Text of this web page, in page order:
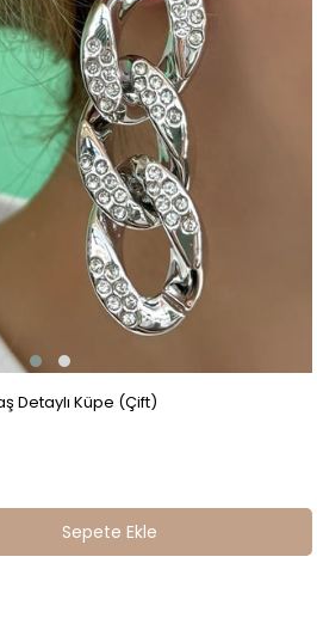
Detaylı Küpe (Çift)
Sepete Ekle